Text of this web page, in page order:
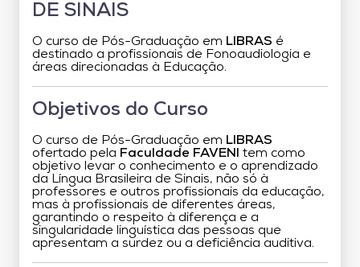
DE SINAIS
O curso de Pós-Graduação em LIBRAS é
destinado a profissionais de Fonoaudiologia e
áreas direcionadas à Educação.
Objetivos do Curso
O curso de Pós-Graduação em LIBRAS
ofertado pela Faculdade FAVENI
tem como
objetivo levar o conhecimento e o aprendizado
da Língua Brasileira de Sinais, não só à
professores e outros profissionais da educação,
mas à profissionais de diferentes áreas,
garantindo o respeito à diferença e a
singularidade linguística das pessoas que
apresentam a surdez ou a deficiência auditiva.